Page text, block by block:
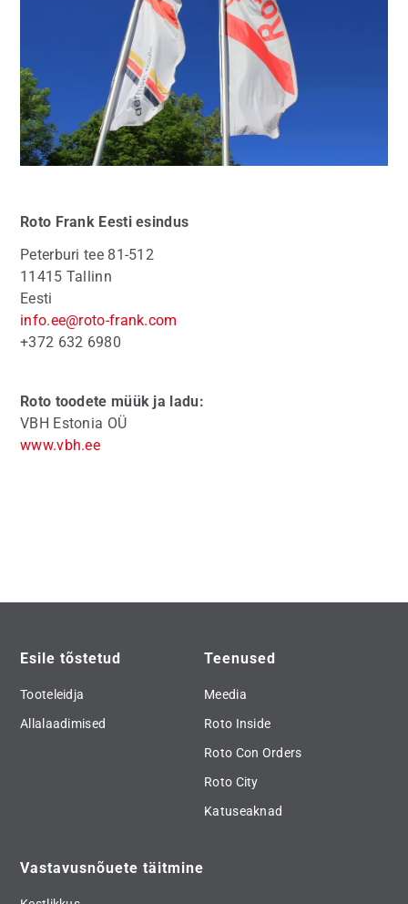
Roto Frank Eesti esindus
Peterburi tee 81-512
11415 Tallinn
Eesti
info.ee@roto-frank.com
+372 632 6980
Roto toodete müük ja ladu:
VBH Estonia OÜ
www.vbh.ee
Esile tõstetud
Tooteleidja
Allalaadimised
Teenused
Meedia
Roto Inside
Roto Con Orders
Roto City
Katuseaknad
Vastavusnõuete täitmine